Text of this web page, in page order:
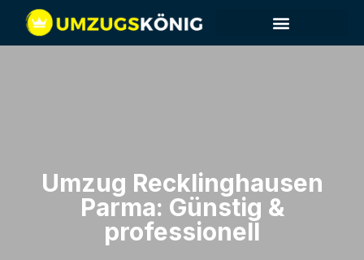
Umzug Recklinghausen​
Parma: Günstig &
professionell​